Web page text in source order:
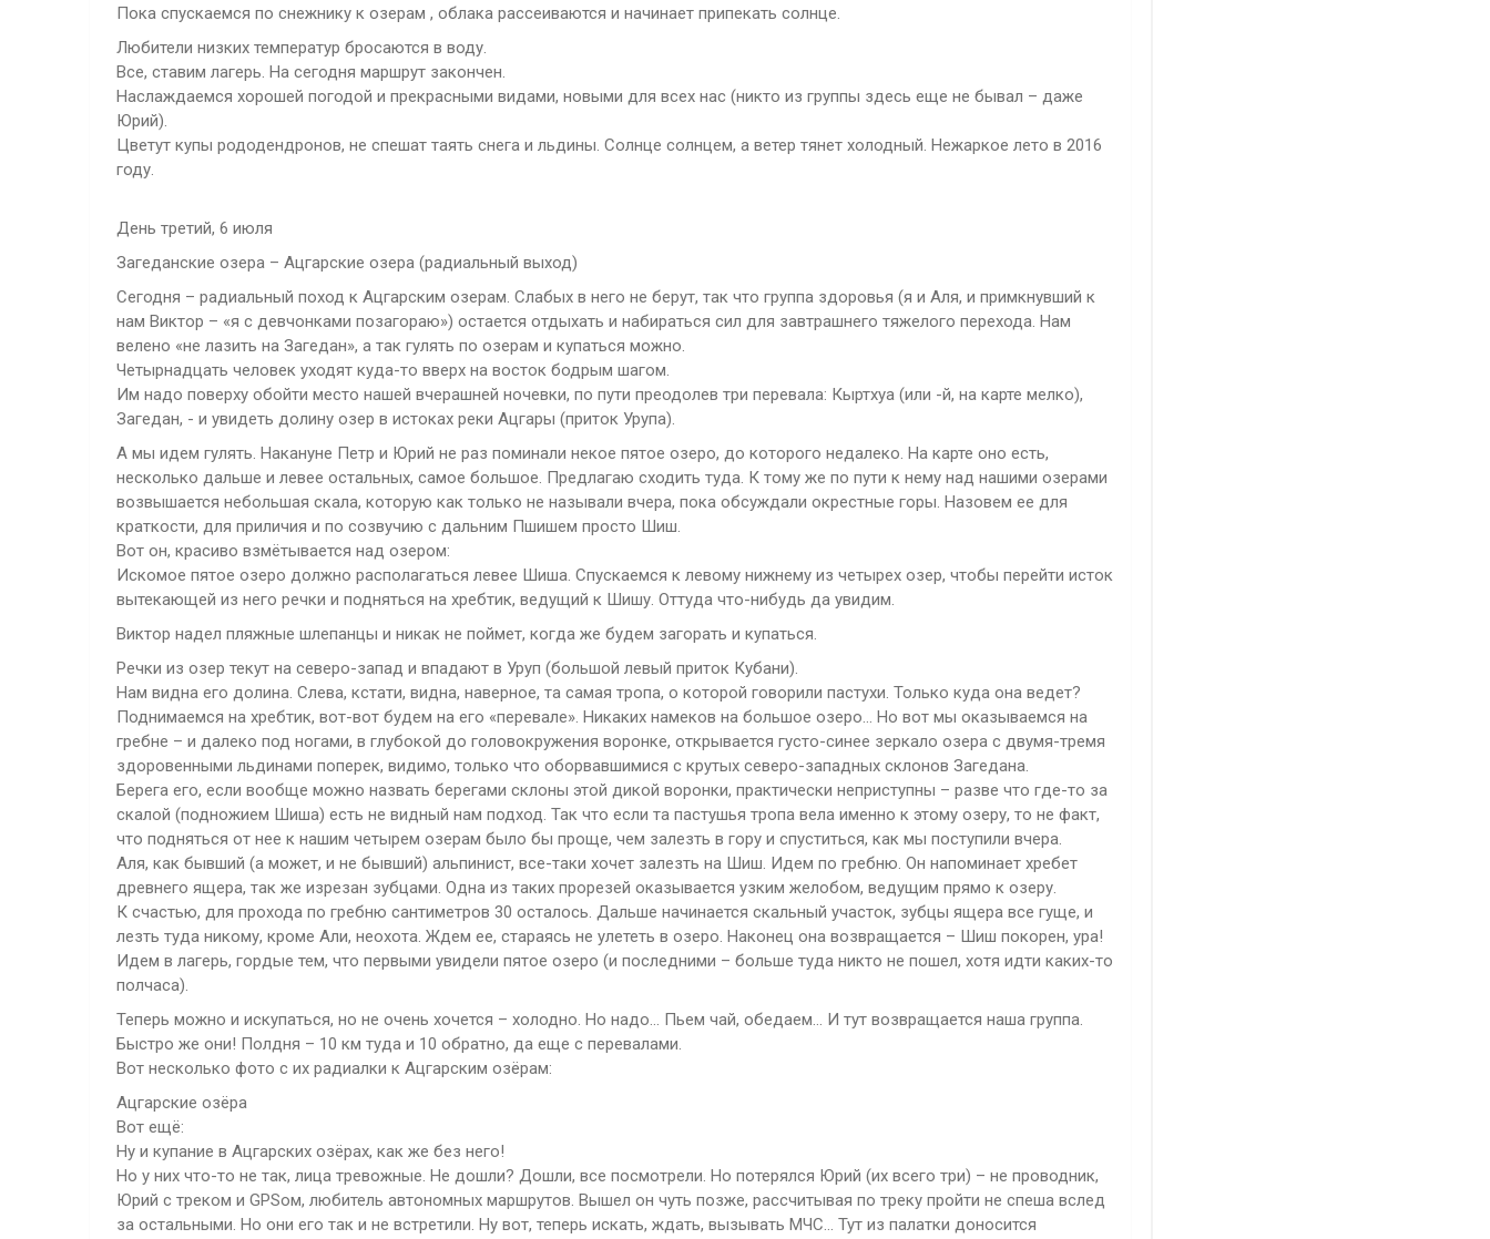
Пока спускаемся по снежнику к озерам , облака рассеиваются и начинает припекать солнце.
Любители низких температур бросаются в воду.
Все, ставим лагерь. На сегодня маршрут закончен.
Наслаждаемся хорошей погодой и прекрасными видами, новыми для всех нас (никто из группы здесь еще не бывал – даже
Юрий).
Цветут купы рододендронов, не спешат таять снега и льдины. Солнце солнцем, а ветер тянет холодный. Нежаркое лето в 2016
году.
День третий, 6 июля
Загеданские озера – Ацгарские озера (радиальный выход)
Сегодня – радиальный поход к Ацгарским озерам. Слабых в него не берут, так что группа здоровья (я и Аля, и примкнувший к
нам Виктор – «я с девчонками позагораю») остается отдыхать и набираться сил для завтрашнего тяжелого перехода. Нам
велено «не лазить на Загедан», а так гулять по озерам и купаться можно.
Четырнадцать человек уходят куда-то вверх на восток бодрым шагом.
Им надо поверху обойти место нашей вчерашней ночевки, по пути преодолев три перевала: Кыртхуа (или -й, на карте мелко),
Загедан, - и увидеть долину озер в истоках реки Ацгары (приток Урупа).
А мы идем гулять. Накануне Петр и Юрий не раз поминали некое пятое озеро, до которого недалеко. На карте оно есть,
несколько дальше и левее остальных, самое большое. Предлагаю сходить туда. К тому же по пути к нему над нашими озерами
возвышается небольшая скала, которую как только не называли вчера, пока обсуждали окрестные горы. Назовем ее для
краткости, для приличия и по созвучию с дальним Пшишем просто Шиш.
Вот он, красиво взмётывается над озером:
Искомое пятое озеро должно располагаться левее Шиша. Спускаемся к левому нижнему из четырех озер, чтобы перейти исток
вытекающей из него речки и подняться на хребтик, ведущий к Шишу. Оттуда что-нибудь да увидим.
Виктор надел пляжные шлепанцы и никак не поймет, когда же будем загорать и купаться.
Речки из озер текут на северо-запад и впадают в Уруп (большой левый приток Кубани).
Нам видна его долина. Слева, кстати, видна, наверное, та самая тропа, о которой говорили пастухи. Только куда она ведет?
Поднимаемся на хребтик, вот-вот будем на его «перевале». Никаких намеков на большое озеро… Но вот мы оказываемся на
гребне – и далеко под ногами, в глубокой до головокружения воронке, открывается густо-синее зеркало озера с двумя-тремя
здоровенными льдинами поперек, видимо, только что оборвавшимися с крутых северо-западных склонов Загедана.
Берега его, если вообще можно назвать берегами склоны этой дикой воронки, практически неприступны – разве что где-то за
скалой (подножием Шиша) есть не видный нам подход. Так что если та пастушья тропа вела именно к этому озеру, то не факт,
что подняться от нее к нашим четырем озерам было бы проще, чем залезть в гору и спуститься, как мы поступили вчера.
Аля, как бывший (а может, и не бывший) альпинист, все-таки хочет залезть на Шиш. Идем по гребню. Он напоминает хребет
древнего ящера, так же изрезан зубцами. Одна из таких прорезей оказывается узким желобом, ведущим прямо к озеру.
К счастью, для прохода по гребню сантиметров 30 осталось. Дальше начинается скальный участок, зубцы ящера все гуще, и
лезть туда никому, кроме Али, неохота. Ждем ее, стараясь не улететь в озеро. Наконец она возвращается – Шиш покорен, ура!
Идем в лагерь, гордые тем, что первыми увидели пятое озеро (и последними – больше туда никто не пошел, хотя идти каких-то
полчаса).
Теперь можно и искупаться, но не очень хочется – холодно. Но надо… Пьем чай, обедаем… И тут возвращается наша группа.
Быстро же они! Полдня – 10 км туда и 10 обратно, да еще с перевалами.
Вот несколько фото с их радиалки к Ацгарским озёрам:
Ацгарские озёра
Вот ещё:
Ну и купание в Ацгарских озёрах, как же без него!
Но у них что-то не так, лица тревожные. Не дошли? Дошли, все посмотрели. Но потерялся Юрий (их всего три) – не проводник,
Юрий с треком и GPSом, любитель автономных маршрутов. Вышел он чуть позже, рассчитывая по треку пройти не спеша вслед
за остальными. Но они его так и не встретили. Ну вот, теперь искать, ждать, вызывать МЧС… Тут из палатки доносится